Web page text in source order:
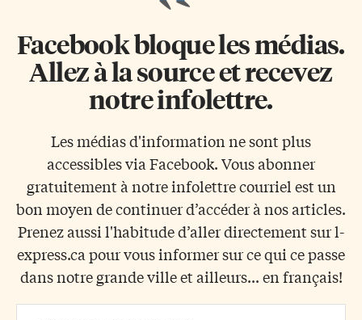
Facebook bloque les médias.
Allez à la source et recevez
notre infolettre.
Les médias d'information ne sont plus
accessibles via Facebook. Vous abonner
gratuitement à notre infolettre courriel est un
bon moyen de continuer d’accéder à nos articles.
Prenez aussi l'habitude d’aller directement sur l-
express.ca pour vous informer sur ce qui ce passe
dans notre grande ville et ailleurs... en français!